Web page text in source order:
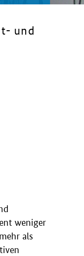
und
weniger
als